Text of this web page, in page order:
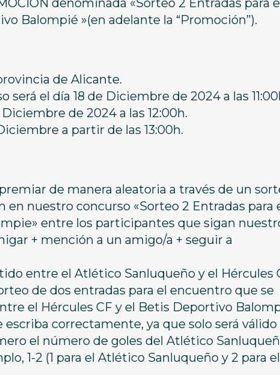
Balompié »(en adelante la “Promoción”).
de Alicante.
será el día 18 de Diciembre de 2024 a las
de 2024 a las 12:00h.
a partir de las 13:00h.
de manera aleatoria a través de un
nuestro concurso «Sorteo 2 Entradas para
entre los participantes que sigan
+ mención a un amigo/a + seguir a
entre el Atlético Sanluqueño y el Hércules
de dos entradas para el encuentro que se
el Hércules CF y el Betis Deportivo
correctamente, ya que solo será válido
el número de goles del Atlético
1-2 (1 para el Atlético Sanluqueño y 2 para el